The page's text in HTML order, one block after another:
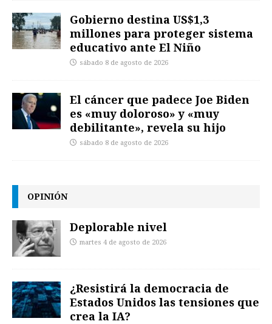
Gobierno destina US$1,3
millones para proteger sistema
educativo ante El Niño
sábado 8 de agosto de 2026
El cáncer que padece Joe Biden
es «muy doloroso» y «muy
debilitante», revela su hijo
sábado 8 de agosto de 2026
OPINIÓN
Deplorable nivel
martes 4 de agosto de 2026
¿Resistirá la democracia de
Estados Unidos las tensiones que
crea la IA?